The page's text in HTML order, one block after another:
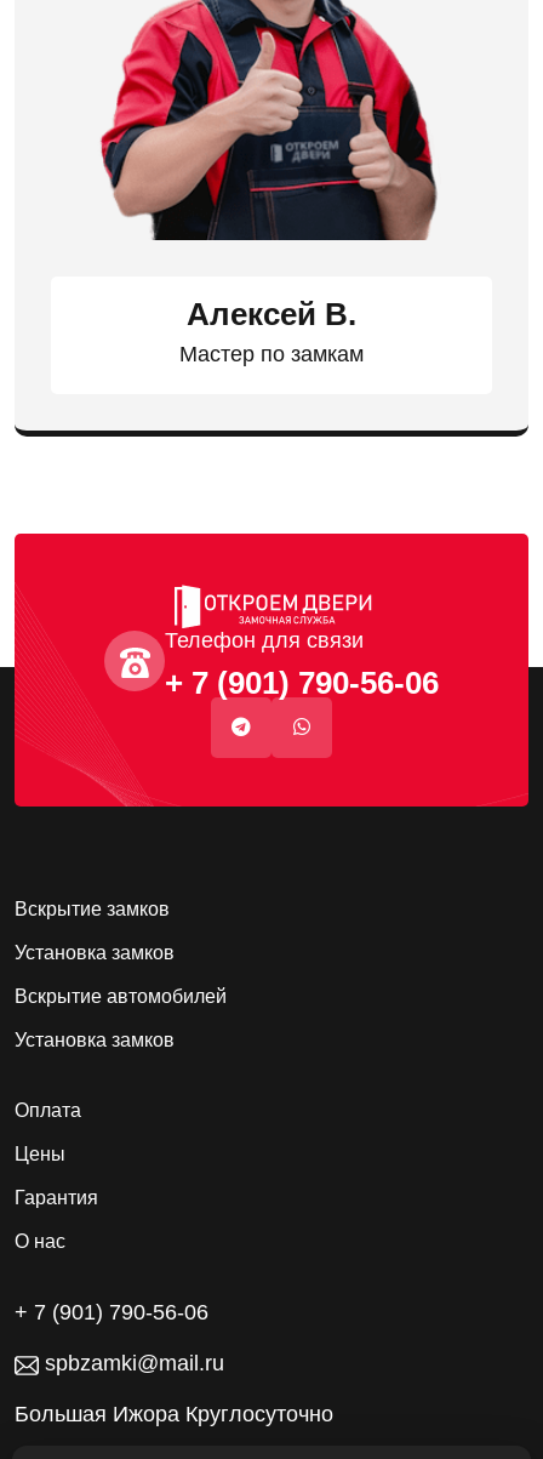
Алексей В.
Мастер по замкам
Телефон для связи
+ 7 (901) 790-56-06
Вскрытие замков
Установка замков
Вскрытие автомобилей
Установка замков
Оплата
Цены
Гарантия
О нас
+ 7 (901) 790-56-06
spbzamki@mail.ru
Большая Ижора Круглосуточно